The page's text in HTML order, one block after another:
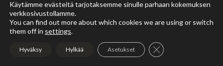
Turkinhoito
Vaellus
Vappu
Käytämme evästeitä tarjotaksemme sinulle parhaan kokemuksen
verkkosivustollamme.
You can find out more about which cookies we are using or switch
them off in settings.
Hyväksy Hylkää Asetukset Sulje evästebanneri